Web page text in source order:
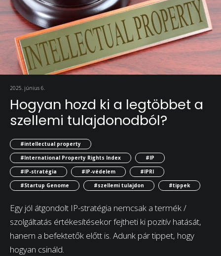
2025. június 6.
Hogyan hozd ki a legtöbbet a
szellemi tulajdonodból?
#intellectual property
#International Property Rights Index
#IP
#IP-stratégia
#IP-védelem
#IPRI
#Startup Genome
#szellemi tulajdon #tippek
Egy jól átgondolt IP-stratégia nemcsak a termék /
szolgáltatás értékesítésekor fejtheti ki pozitív hatását,
hanem a befektetők előtt is. Adunk pár tippet, hogy
hogyan csináld.